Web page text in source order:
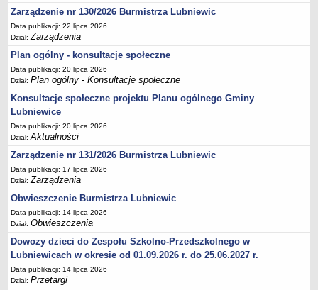
Roczny program współpracy z organizacjami pozarządowymi
Sprawozdania
REJESTR INSTYTUCJI KULTURY
Rejestry
Biblioteka
Gminny Ośrodek Kultury
Biblioteka - Centrum Kultury w Lubniewicach
NARODOWY SPIS POWSZECHNY LUDNOŚCI I MIESZKAŃ 2021
Ogólne informacje o spisie
Gminne Biuro Spisowe
Rachmistrze terenowi
WYBORY I REFERENDUM
Wybory ławników - kadencja 2024-2027
Wybory samorządowe 2024
Wybory do Parlamentu Europejskiego 2024
V edycja konkursu 'Wybieram Wybory'
Wybory prezydenckie 2025
Zarządzenie nr 130/2026 Burmistrza Lubniewic
Data publikacji: 22 lipca 2026
Dział:Zarządzenia
Plan ogólny - konsultacje społeczne
Data publikacji: 20 lipca 2026
Dział:Plan ogólny - Konsultacje społeczne
Konsultacje społeczne projektu Planu ogólnego Gminy
Lubniewice
Data publikacji: 20 lipca 2026
Dział:Aktualności
Zarządzenie nr 131/2026 Burmistrza Lubniewic
Data publikacji: 17 lipca 2026
Dział:Zarządzenia
Obwieszczenie Burmistrza Lubniewic
Data publikacji: 14 lipca 2026
Dział:Obwieszczenia
Dowozy dzieci do Zespołu Szkolno-Przedszkolnego w
Lubniewicach w okresie od 01.09.2026 r. do 25.06.2027 r.
Data publikacji: 14 lipca 2026
Dział:Przetargi